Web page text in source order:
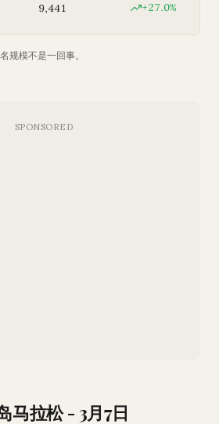
9,441 +27.0%
规模不是一回事。
马拉松 - 3月7日